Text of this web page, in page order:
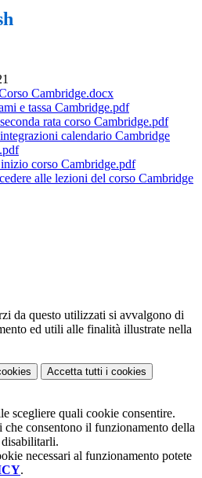
Cambridge.docx
e tassa Cambridge.pdf
rata corso Cambridge.pdf
calendario Cambridge
corso Cambridge.pdf
alle lezioni del corso Cambridge
da questo utilizzati si avvalgono di
ed utili alle finalità illustrate nella
Accetta tutti i cookies
scegliere quali cookie consentire.
consentono il funzionamento della
necessari al funzionamento potete
.